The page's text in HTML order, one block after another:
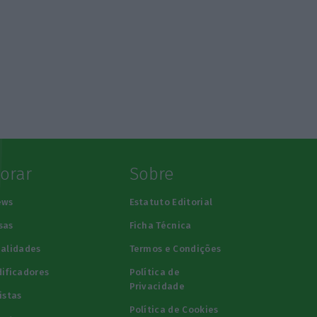
Sobre
Estatuto Editorial
Ficha Técnica
Termos e Condições
Política de
Privacidade
Política de Cookies